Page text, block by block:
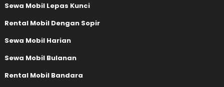
Sewa Mobil Lepas Kunci
Rental Mobil Dengan Sopir
Sewa Mobil Harian
Sewa Mobil Bulanan
Rental Mobil Bandara